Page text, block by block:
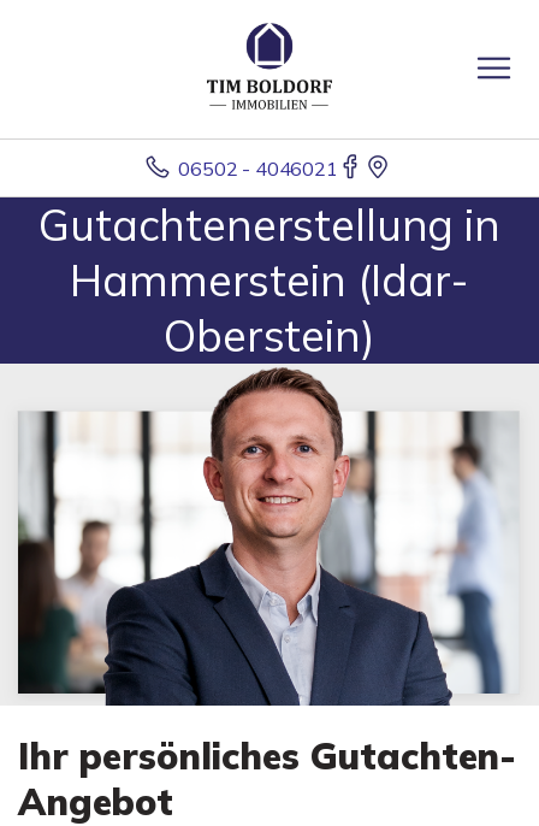
06502 - 4046021
Gutachtenerstellung in
Hammerstein (Idar-
Oberstein)
Ihr persönliches Gutachten-
Angebot